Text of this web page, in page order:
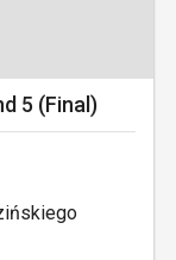
5 (Final)